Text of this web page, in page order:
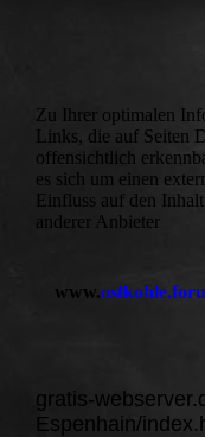
Zu Ihrer optimalen
Links, die auf Seiten
offensichtlich
es sich um einen
Einfluss auf den
anderer Anbieter
www.
gratis-
Espenhain/